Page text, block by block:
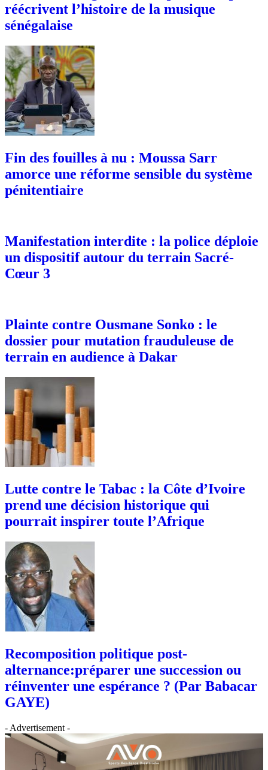
réécrivent l’histoire de la musique
sénégalaise
Fin des fouilles à nu : Moussa Sarr
amorce une réforme sensible du système
pénitentiaire
Manifestation interdite : la police déploie
un dispositif autour du terrain Sacré-
Cœur 3
Plainte contre Ousmane Sonko : le
dossier pour mutation frauduleuse de
terrain en audience à Dakar
Lutte contre le Tabac : la Côte d’Ivoire
prend une décision historique qui
pourrait inspirer toute l’Afrique
Recomposition politique post-
alternance:préparer une succession ou
réinventer une espérance ? (Par Babacar
GAYE)
- Advertisement -